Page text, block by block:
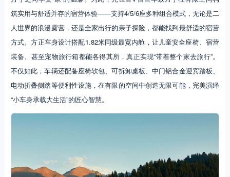
筑实用与舒适并存的宿营体验——支持4/5/6座多种组合模式，无论是二
人世界的浪漫露营，还是全家出行的亲子探险，都能找到最舒适的宿营
方式。方正车身设计搭配1.82米同级最宽内舱，让儿童安全座椅、宿营
装备、甚至宠物旅行箱都能各得其所，真正实现“带着整个家去旅行”。
不仅如此，车辆还配备座椅软包、可拆卸桌板、中门铝合金迎宾踏板、
电动折叠侧踏等便利性设施，在有限的空间中创造无限可能，完美演绎
“小车身承载大生活”的匠心智慧。